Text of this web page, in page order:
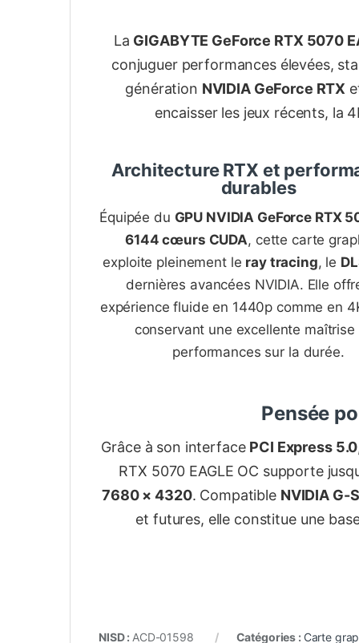
La GIGABYTE GeForce RTX 5070
conjuguer performances élevées,
génération NVIDIA GeForce RTX
encaisser les jeux récents, la
Architecture RTX et
durables
Équipée du GPU NVIDIA GeForce RTX
6144 cœurs CUDA, cette carte
exploite pleinement le ray tracing, le
dernières avancées NVIDIA. Elle
expérience fluide en 1440p comme en
conservant une excellente maîtrise
performances sur la durée.
Pensée
Grâce à son interface PCI Express 5.0
RTX 5070 EAGLE OC supporte
7680 × 4320. Compatible NVIDIA G-
et futures, elle constitue une
NISD : ACD-01598 Catégories : Carte